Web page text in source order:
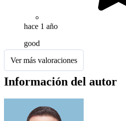
hace 1 año
good
Ver más valoraciones
Información del autor